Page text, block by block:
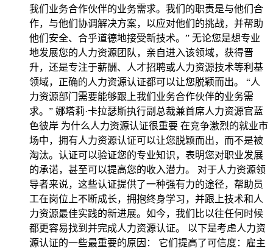
我们业务合作伙伴的业务需求。我们的职责是与他们合
作，与他们协调解决方案，以应对他们的挑战，并帮助
他们安全、合乎道德地接受新技术。” 无论您是想专业
地发展您的人力资源团队，亲自进入该领域，获得晋
升，还是专注于薪酬、人才招聘或人力资源技术等利基
领域，正确的人力资源认证都可以让您脱颖而出。 “人
力资源部门需要能够跟上我们业务合作伙伴的业务需
求。” 娜塔莉·卡拉瑟斯执行副总裁兼首席人力资源官蓝
色彼岸 为什么人力资源认证很重要 在竞争激烈的就业市
场中，拥有人力资源认证可以让您脱颖而出，而不是被
淘汰。认证可以验证您的专业知识，表明您对职业发展
的承诺，甚至可以提高您的收入潜力。 对于人力资源领
导者来说，这些认证提供了一种强有力的途径，帮助员
工在岗位上不断成长，拥抱终身学习，并跟上技术和人
力资源最佳实践的新进展。如今，我们比以往任何时候
都更容易找到并完成人力资源认证。 以下是考虑人力资
源认证的一些最重要的原因： 它们提高了可信度：雇主